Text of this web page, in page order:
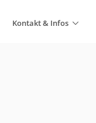
Kontakt & Infos